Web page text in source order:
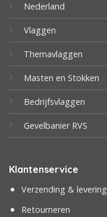
Nederland
Vlaggen
Themavlaggen
Masten en Stokken
Bedrijfsvlaggen
Gevelbanier RVS
Klantenservice
Verzending & levering
Retourneren